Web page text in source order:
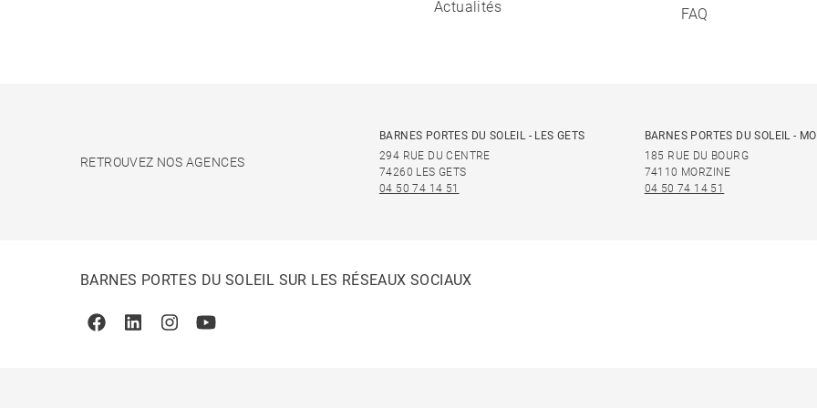
Actualités
FAQ
RETROUVEZ NOS AGENCES
BARNES PORTES DU SOLEIL - LES GETS
294 RUE DU CENTRE
74260 LES GETS
04 50 74 14 51
BARNES PORTES DU SOLEIL -
185 RUE DU BOURG
74110 MORZINE
04 50 74 14 51
BARNES PORTES DU SOLEIL SUR LES RÉSEAUX SOCIAUX
FacebookLinkedinInstagramYoutube